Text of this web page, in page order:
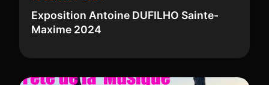
Exposition Antoine DUFILHO Sainte-
Maxime 2024